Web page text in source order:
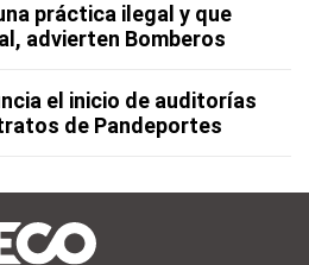
práctica ilegal y que
advierten Bomberos
el inicio de auditorías
de Pandeportes